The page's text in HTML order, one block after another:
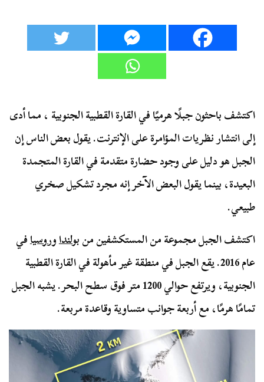
اكتشف باحثون جبلًا هرميًا في القارة القطبية الجنوبية ، مما أدى
إلى انتشار نظريات المؤامرة على الإنترنت. يقول بعض الناس إن
الجبل هو دليل على وجود حضارة متقدمة في القارة المتجمدة
البعيدة، بينما يقول البعض الآخر إنه مجرد تشكيل صخري
طبيعي.
اكتشف الجبل مجموعة من المستكشفين منبولنداوروسيافي
عام 2016. يقع الجبل في منطقة غير مأهولة في القارة القطبية
الجنوبية، ويرتفع حوالي 1200 متر فوق سطح البحر. يشبه الجبل
تمامًا هرمًا، مع أربعة جوانب متساوية وقاعدة مربعة.